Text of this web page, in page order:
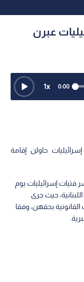
10 إسرائيليات عبرن
0:00
1x
حاولن إقامة
فتيات إسرائيليات يوم
حيث جرى
بحقهن، وفقا